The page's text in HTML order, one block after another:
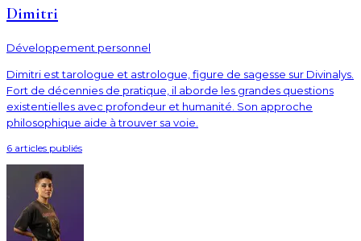
Dimitri
Développement personnel
Dimitri est tarologue et astrologue, figure de sagesse sur Divinalys.
Fort de décennies de pratique, il aborde les grandes questions
existentielles avec profondeur et humanité. Son approche
philosophique aide à trouver sa voie.
6 articles publiés